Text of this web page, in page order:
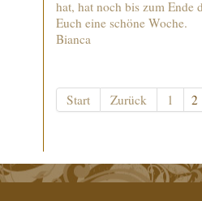
hat, hat noch bis zum Ende
Euch eine schöne Woche.
Bianca
Start Zurück 1 2